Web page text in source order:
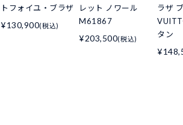
トフォイユ・ブラザ
¥130,900(税込)
レット ノワール
M61867
¥203,500(税込)
ラザ
タン